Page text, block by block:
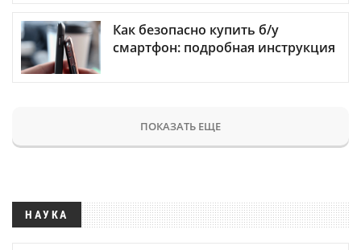
Как безопасно купить б/у
смартфон: подробная инструкция
ПОКАЗАТЬ ЕЩЕ
НАУКА